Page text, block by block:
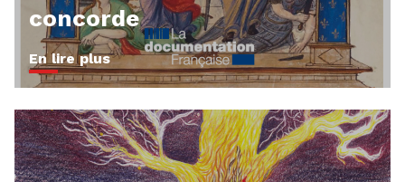
concorde
En lire plus